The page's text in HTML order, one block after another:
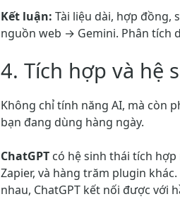
Kết luận: Tài liệu dài, hợp đồng,
nguồn web → Gemini. Phân tích
4. Tích hợp và hệ
Không chỉ tính năng AI, mà còn
bạn đang dùng hàng ngày.
ChatGPT có hệ sinh thái tích
Zapier, và hàng trăm plugin
nhau, ChatGPT kết nối được với